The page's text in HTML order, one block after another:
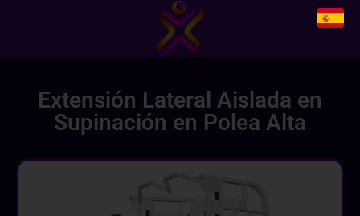
Extensión Lateral Aislada en
Supinación en Polea Alta